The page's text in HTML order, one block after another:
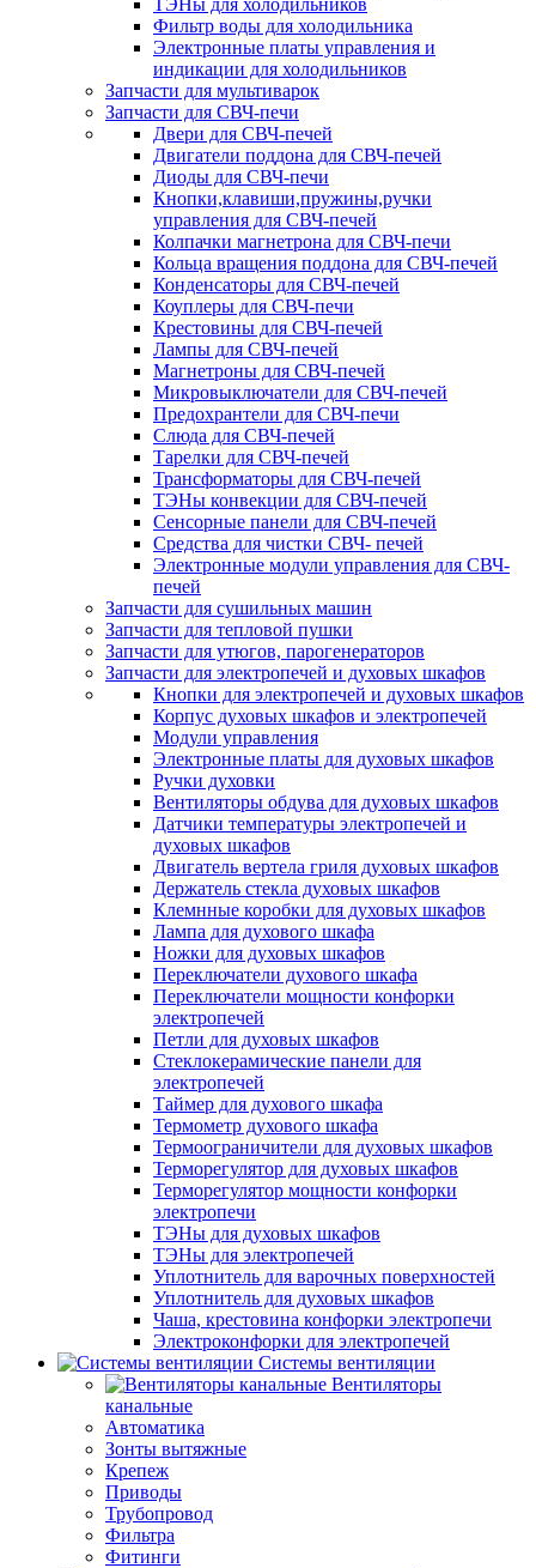
ТЭНы для холодильников
Фильтр воды для холодильника
Электронные платы управления и
индикации для холодильников
Запчасти для мультиварок
Запчасти для СВЧ-печи
Двери для СВЧ-печей
Двигатели поддона для СВЧ-печей
Диоды для СВЧ-печи
Кнопки,клавиши,пружины,ручки
управления для СВЧ-печей
Колпачки магнетрона для СВЧ-печи
Кольца вращения поддона для СВЧ-печей
Конденсаторы для СВЧ-печей
Коуплеры для СВЧ-печи
Крестовины для СВЧ-печей
Лампы для СВЧ-печей
Магнетроны для СВЧ-печей
Микровыключатели для СВЧ-печей
Предохрантели для СВЧ-печи
Слюда для СВЧ-печей
Тарелки для СВЧ-печей
Трансформаторы для СВЧ-печей
ТЭНы конвекции для СВЧ-печей
Сенсорные панели для СВЧ-печей
Средства для чистки СВЧ- печей
Электронные модули управления для СВЧ-
печей
Запчасти для сушильных машин
Запчасти для тепловой пушки
Запчасти для утюгов, парогенераторов
Запчасти для электропечей и духовых шкафов
Кнопки для электропечей и духовых шкафов
Корпус духовых шкафов и электропечей
Модули управления
Электронные платы для духовых шкафов
Ручки духовки
Вентиляторы обдува для духовых шкафов
Датчики температуры электропечей и
духовых шкафов
Двигатель вертела гриля духовых шкафов
Держатель стекла духовых шкафов
Клемнные коробки для духовых шкафов
Лампа для духового шкафа
Ножки для духовых шкафов
Переключатели духового шкафа
Переключатели мощности конфорки
электропечей
Петли для духовых шкафов
Стеклокерамические панели для
электропечей
Таймер для духового шкафа
Термометр духового шкафа
Термоограничители для духовых шкафов
Терморегулятор для духовых шкафов
Терморегулятор мощности конфорки
электропечи
ТЭНы для духовых шкафов
ТЭНы для электропечей
Уплотнитель для варочных поверхностей
Уплотнитель для духовых шкафов
Чаша, крестовина конфорки электропечи
Электроконфорки для электропечей
Системы вентиляции
Вентиляторы
канальные
Автоматика
Зонты вытяжные
Крепеж
Приводы
Трубопровод
Фильтра
Фитинги